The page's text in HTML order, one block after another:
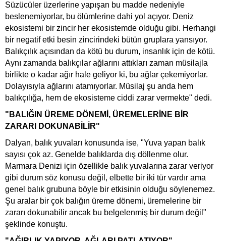
Süzücüler üzerlerine yapışan bu madde nedeniyle
beslenemiyorlar, bu ölümlerine dahi yol açıyor. Deniz
ekosistemi bir zincir her ekosistemde olduğu gibi. Herhangi
bir negatif etki besin zincirindeki bütün gruplara yansıyor.
Balıkçılık açısından da kötü bu durum, insanlık için de kötü.
Aynı zamanda balıkçılar ağlarını attıkları zaman müsilajla
birlikte o kadar ağır hale geliyor ki, bu ağlar çekemiyorlar.
Dolayısıyla ağlarını atamıyorlar. Müsilaj şu anda hem
balıkçılığa, hem de ekosisteme ciddi zarar vermekte" dedi.
"BALIĞIN ÜREME DÖNEMİ, ÜREMELERİNE BİR
ZARARI DOKUNABİLİR"
Dalyan, balık yuvaları konusunda ise, "Yuva yapan balık
sayısı çok az. Genelde balıklarda dış döllenme olur.
Marmara Denizi için özellikle balık yuvalarına zarar veriyor
gibi durum söz konusu değil, elbette bir iki tür vardır ama
genel balık grubuna böyle bir etkisinin olduğu söylenemez.
Şu aralar bir çok balığın üreme dönemi, üremelerine bir
zararı dokunabilir ancak bu belgelenmiş bir durum değil"
şeklinde konuştu.